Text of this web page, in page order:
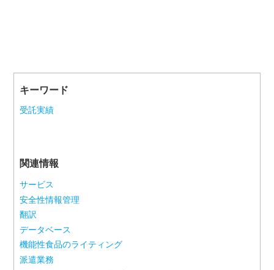
キーワード
受託実績
関連情報
サービス
安全性情報管理
翻訳
データベース
機能性食品のライティング
派遣業務